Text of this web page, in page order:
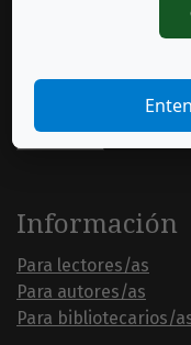
Número
Información
Para lectores/as
Para autores/as
Para bibliotecarios/